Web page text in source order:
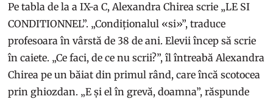
Pe tabla de la a IX-a C, Alexandra Chirea scrie „LE SI
CONDITIONNEL”. „Condiționalul «si»”, traduce
profesoara în vârstă de 38 de ani. Elevii încep să scrie
în caiete. „Ce faci, de ce nu scrii?”, îl întreabă Alexandra
Chirea pe un băiat din primul rând, care încă scotocea
prin ghiozdan. „E și el în grevă, doamna”, răspunde